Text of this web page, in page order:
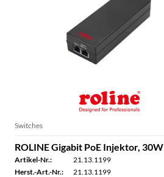
Switches
ROLINE Gigabit PoE Injektor, 30W
Artikel-Nr.:
21.13.1199
Herst.-Art.-Nr.:
21.13.1199